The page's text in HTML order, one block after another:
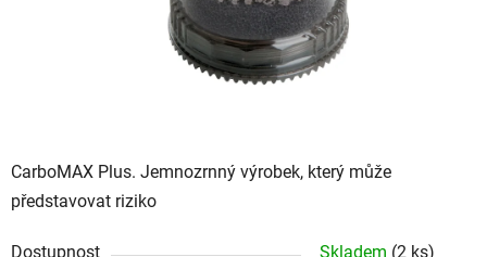
CarboMAX Plus. Jemnozrnný výrobek, který může
představovat riziko
Dostupnost Skladem (2 ks)